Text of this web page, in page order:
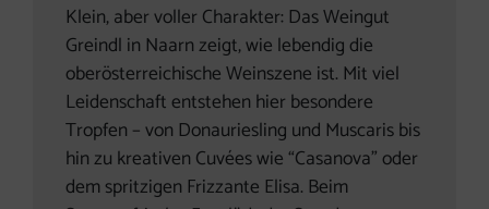
Klein, aber voller Charakter: Das Weingut
Greindl in Naarn zeigt, wie lebendig die
oberösterreichische Weinszene ist. Mit viel
Leidenschaft entstehen hier besondere
Tropfen – von Donauriesling und Muscaris bis
hin zu kreativen Cuvées wie “Casanova” oder
dem spritzigen Frizzante Elisa. Beim